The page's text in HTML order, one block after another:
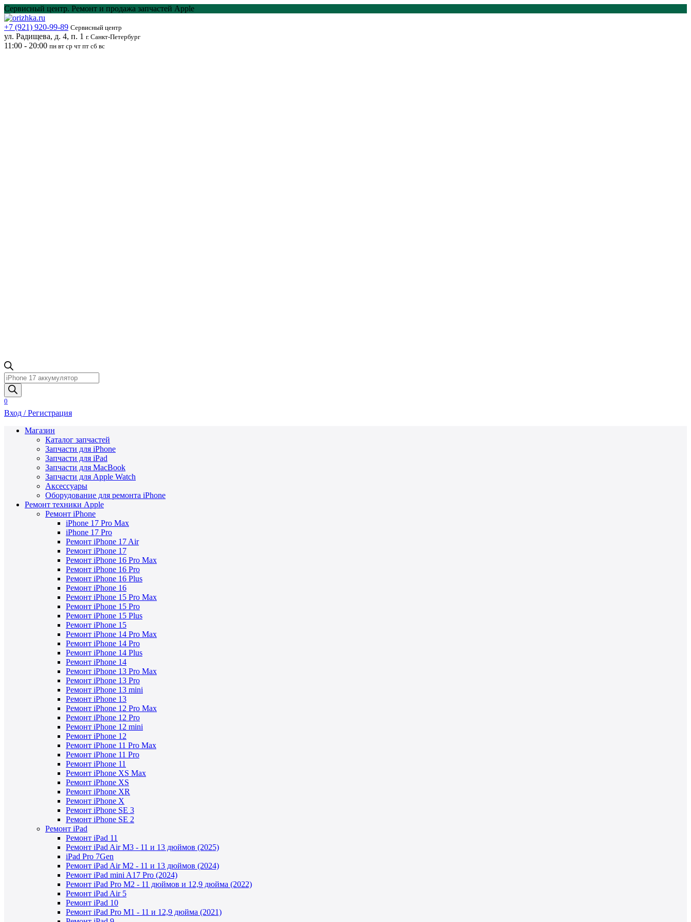
Перейти
к
содержанию
Сервисный центр. Ремонт и продажа запчастей Apple
+7 (921) 920-99-89 Сервисный центр
ул. Радищева, д. 4, п. 1 г. Санкт-Петербург
11:00 - 20:00 пн вт ср чт пт сб вс
Поиск
товаров
0
Вход / Регистрация
Магазин
Каталог запчастей
Запчасти для iPhone
Запчасти для iPad
Запчасти для MacBook
Запчасти для Apple Watch
Аксессуары
Оборудование для ремонта iPhone
Ремонт техники Apple
Ремонт iPhone
iPhone 17 Pro Max
iPhone 17 Pro
Ремонт iPhone 17 Air
Ремонт iPhone 17
Ремонт iPhone 16 Pro Max
Ремонт iPhone 16 Pro
Ремонт iPhone 16 Plus
Ремонт iPhone 16
Ремонт iPhone 15 Pro Max
Ремонт iPhone 15 Pro
Ремонт iPhone 15 Plus
Ремонт iPhone 15
Ремонт iPhone 14 Pro Max
Ремонт iPhone 14 Pro
Ремонт iPhone 14 Plus
Ремонт iPhone 14
Ремонт iPhone 13 Pro Max
Ремонт iPhone 13 Pro
Ремонт iPhone 13 mini
Ремонт iPhone 13
Ремонт iPhone 12 Pro Max
Ремонт iPhone 12 Pro
Ремонт iPhone 12 mini
Ремонт iPhone 12
Ремонт iPhone 11 Pro Max
Ремонт iPhone 11 Pro
Ремонт iPhone 11
Ремонт iPhone XS Max
Ремонт iPhone XS
Ремонт iPhone XR
Ремонт iPhone X
Ремонт iPhone SE 3
Ремонт iPhone SE 2
Ремонт iPad
Ремонт iPad 11
Ремонт iPad Air M3 - 11 и 13 дюймов (2025)
iPad Pro 7Gen
Ремонт iPad Air M2 - 11 и 13 дюймов (2024)
Ремонт iPad mini A17 Pro (2024)
Ремонт iPad Pro M2 - 11 дюймов и 12,9 дюйма (2022)
Ремонт iPad Air 5
Ремонт iPad 10
Ремонт iPad Pro M1 - 11 и 12,9 дюйма (2021)